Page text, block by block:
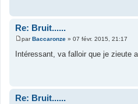
e
Re: Bruit......
M
e
s
parBaccaronze » 07 févr. 2015, 21:17
Intéressant, va falloir que je zieute
Re: Bruit......